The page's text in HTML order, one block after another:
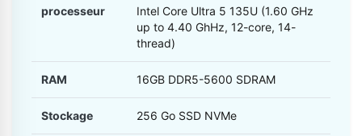
processeur
Intel Core Ultra 5 135U (1.60 GHz
up to 4.40 GhHz, 12-core, 14-
thread)
RAM 16GB DDR5-5600 SDRAM
Stockage 256 Go SSD NVMe